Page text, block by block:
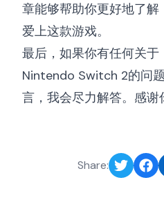
章能够帮助你更好地了
爱上这款游戏。
最后，如果你有任何关
Nintendo Switch 2的问
言，我会尽力解答。感谢
Share: